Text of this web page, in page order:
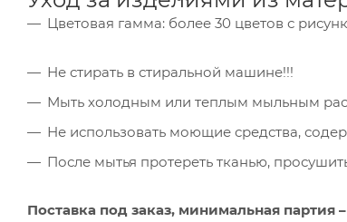
Цветовая гамма: более 30 цветов с
Не стирать в стиральной машине!!!
Мыть холодным или теплым мыльным
Не использовать моющие средства,
После мытья протереть тканью,
Поставка под заказ, минимальная партия –